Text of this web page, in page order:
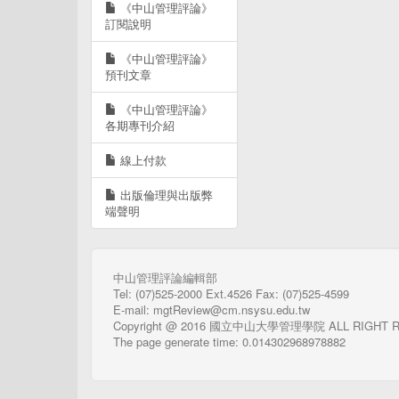
《中山管理評論》
訂閱說明
《中山管理評論》
預刊文章
《中山管理評論》
各期專刊介紹
線上付款
出版倫理與出版弊
端聲明
中山管理評論編輯部
Tel: (07)525-2000 Ext.4526 Fax: (07)525-4599
E-mail: mgtReview@cm.nsysu.edu.tw
Copyright @ 2016 國立中山大學管理學院 ALL RIGHT
The page generate time: 0.014302968978882